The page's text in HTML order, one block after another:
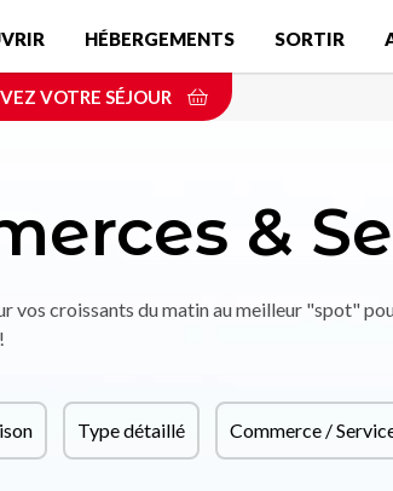
HÉBERGEMENTS SORTIR
VOTRE SÉJOUR
&
vos croissants du matin au meilleur "spot"
Type détaillé Commerce /